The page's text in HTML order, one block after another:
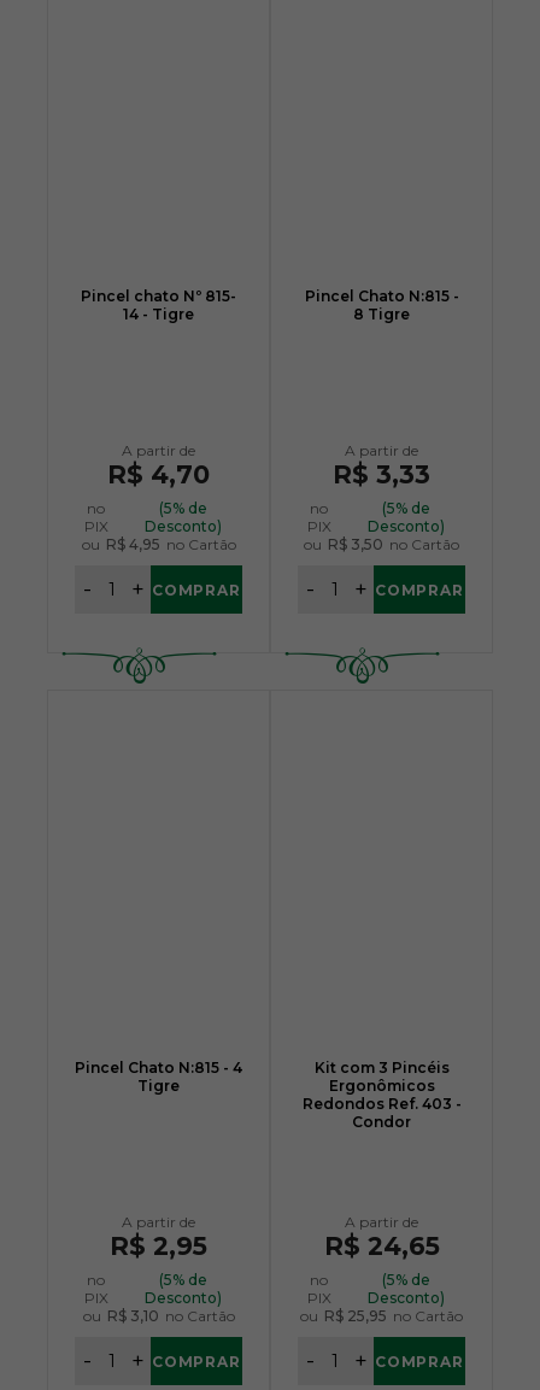
Pincel chato Nº 815-
14 - Tigre
R$ 4,70
no
PIX
(5% de
Desconto)
ou R$ 4,95 no Cartão
+
- COMPRAR
Pincel Chato N:815 -
8 Tigre
R$ 3,33
no
PIX
(5% de
Desconto)
ou R$ 3,50 no Cartão
+
- COMPRAR
Pincel Chato N:815 - 4
Tigre
R$ 2,95
no
PIX
(5% de
Desconto)
ou R$ 3,10 no Cartão
+
- COMPRAR
Kit com 3 Pincéis
Ergonômicos
Redondos Ref. 403 -
Condor
R$ 24,65
no
PIX
(5% de
Desconto)
ou R$ 25,95 no Cartão
+
- COMPRAR